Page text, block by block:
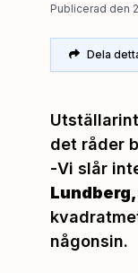
Publicerad den
Dela
det råder
-Vi slår
Lundberg,
någonsin.